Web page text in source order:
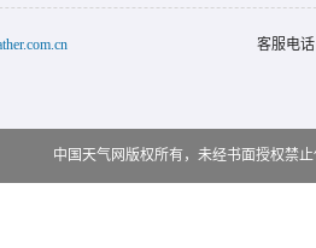
客服电
中国天气网版权所有，未经书面授权